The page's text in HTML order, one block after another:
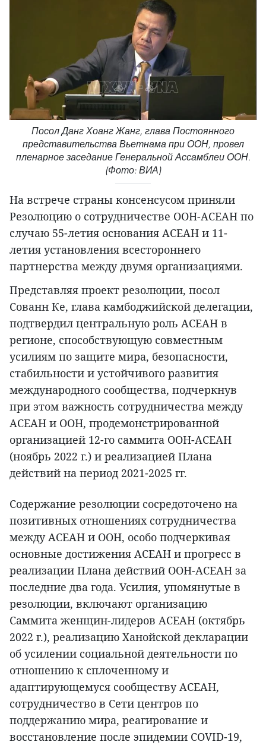
Посол Данг Хоанг Жанг, глава Постоянного
представительства Вьетнама при ООН, провел
пленарное заседание Генеральной Ассамблеи ООН.
(Фото: ВИА)
На встрече страны консенсусом приняли
Резолюцию о сотрудничестве ООН-АСЕАН по
случаю 55-летия основания АСЕАН и 11-
летия установления всестороннего
партнерства между двумя организациями.
Представляя проект резолюции, посол
Сованн Ке, глава камбоджийской делегации,
подтвердил центральную роль АСЕАН в
регионе, способствующую совместным
усилиям по защите мира, безопасности,
стабильности и устойчивого развития
международного сообщества, подчеркнув
при этом важность сотрудничества между
АСЕАН и ООН, продемонстрированной
организацией 12-го саммита ООН-АСЕАН
(ноябрь 2022 г.) и реализацией Плана
действий на период 2021-2025 гг.
Содержание резолюции сосредоточено на
позитивных отношениях сотрудничества
между АСЕАН и ООН, особо подчеркивая
основные достижения АСЕАН и прогресс в
реализации Плана действий ООН-АСЕАН за
последние два года. Усилия, упомянутые в
резолюции, включают организацию
Саммита женщин-лидеров АСЕАН (октябрь
2022 г.), реализацию Ханойской декларации
об усилении социальной деятельности по
отношению к сплоченному и
адаптирующемуся сообществу АСЕАН,
сотрудничество в Сети центров по
поддержанию мира, реагирование и
восстановление после эпидемии COVID-19,